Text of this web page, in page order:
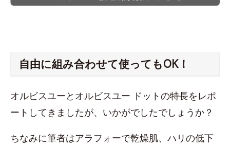
自由に組み合わせて使ってもOK！
オルビスユーとオルビスユー ドットの特長をレポ
ートしてきましたが、いかがでしたでしょうか？
ちなみに筆者はアラフォーで乾燥肌、ハリの低下